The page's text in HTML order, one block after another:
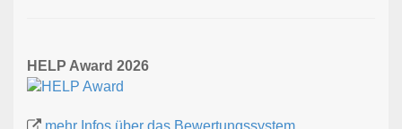
HELP Award 2026
mehr Infos über das Bewertungssystem